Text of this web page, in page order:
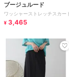
ブージュルード
ワッシャーストレッチスカー
¥ 3,465